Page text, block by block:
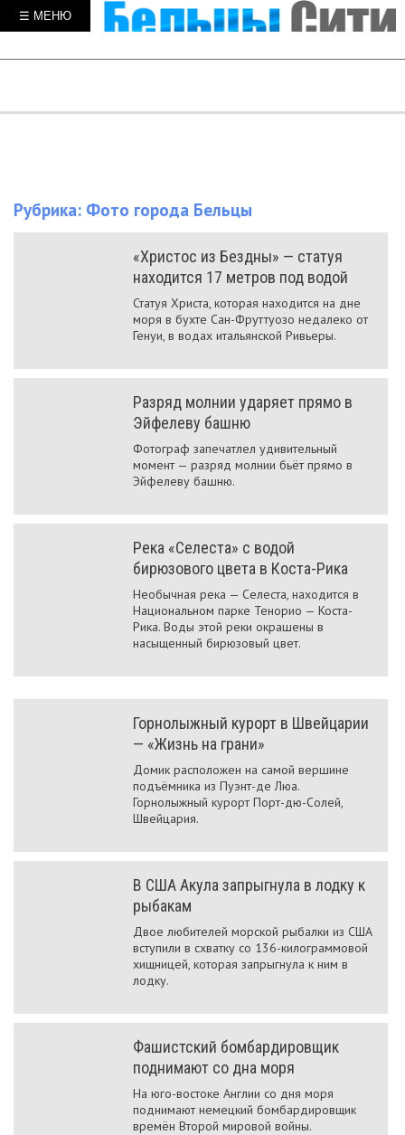
☰ МЕНЮ
Рубрика: Фото города Бельцы
«Христос из Бездны» — статуя
находится 17 метров под водой
Статуя Христа, которая находится на дне
моря в бухте Сан-Фруттуозо недалеко от
Генуи, в водах итальянской Ривьеры.
Разряд молнии ударяет прямо в
Эйфелеву башню
Фотограф запечатлел удивительный
момент — разряд молнии бьёт прямо в
Эйфелеву башню.
Река «Селеста» с водой
бирюзового цвета в Коста-Рика
Необычная река — Селеста, находится в
Национальном парке Тенорио — Коста-
Рика. Воды этой реки окрашены в
насыщенный бирюзовый цвет.
Горнолыжный курорт в Швейцарии
— «Жизнь на грани»
Домик расположен на самой вершине
подъёмника из Пуэнт-де Люа.
Горнолыжный курорт Порт-дю-Солей,
Швейцария.
В США Акула запрыгнула в лодку к
рыбакам
Двое любителей морской рыбалки из США
вступили в схватку со 136-килограммовой
хищницей, которая запрыгнула к ним в
лодку.
Фашистский бомбардировщик
поднимают со дна моря
На юго-востоке Англии со дня моря
поднимают немецкий бомбардировщик
времён Второй мировой войны.